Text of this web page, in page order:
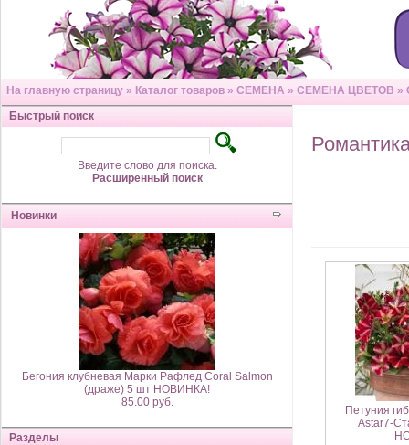
На главную страницу » Каталог товаров » СЕМЕНА » СЕМЕНА ЦВЕТОВ »
Быстрый поиск
Введите слово для поиска.
Расширенный поиск
Новинки
Бегония клубневая Марки Рафлед Coral Salmon
(драже) 5 шт НОВИНКА!
85.00 руб.
Разделы
Петуния
Astar7-